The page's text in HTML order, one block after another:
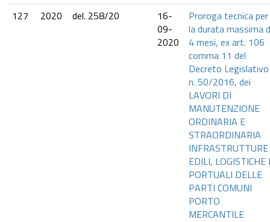
127
2020 del. 258/20
16-
09-
2020
Proroga tecnica per
la durata massima
4 mesi, ex art. 106
comma 11 del
Decreto Legislativo
n. 50/2016, dei
LAVORI DI
MANUTENZIONE
ORDINARIA E
STRAORDINARIA
INFRASTRUTTURE
EDILI, LOGISTICHE
PORTUALI DELLE
PARTI COMUNI
PORTO
MERCANTILE